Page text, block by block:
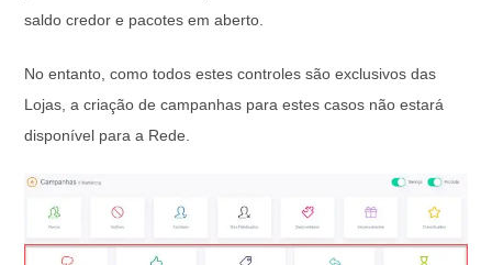
saldo credor e pacotes em aberto.
No entanto, como todos estes controles são exclusivos das
Lojas, a criação de campanhas para estes casos não estará
disponível para a Rede.